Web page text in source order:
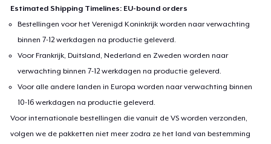
Estimated Shipping Timelines: EU-bound orders
Bestellingen voor het Verenigd Koninkrijk worden naar verwachting
binnen 7-12 werkdagen na productie geleverd.
Voor Frankrijk, Duitsland, Nederland en Zweden worden naar
verwachting binnen 7-12 werkdagen na productie geleverd.
Voor alle andere landen in Europa worden naar verwachting binnen
10-16 werkdagen na productie geleverd.
Voor internationale bestellingen die vanuit de VS worden verzonden,
volgen we de pakketten niet meer zodra ze het land van bestemming